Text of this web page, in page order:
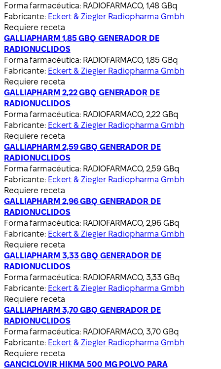
Forma farmacéutica: RADIOFARMACO, 1,48 GBq
Fabricante: Eckert & Ziegler Radiopharma Gmbh
Requiere receta
GALLIAPHARM 1,85 GBQ GENERADOR DE
RADIONUCLIDOS
Forma farmacéutica: RADIOFARMACO, 1,85 GBq
Fabricante: Eckert & Ziegler Radiopharma Gmbh
Requiere receta
GALLIAPHARM 2,22 GBQ GENERADOR DE
RADIONUCLIDOS
Forma farmacéutica: RADIOFARMACO, 2,22 GBq
Fabricante: Eckert & Ziegler Radiopharma Gmbh
Requiere receta
GALLIAPHARM 2,59 GBQ GENERADOR DE
RADIONUCLIDOS
Forma farmacéutica: RADIOFARMACO, 2,59 GBq
Fabricante: Eckert & Ziegler Radiopharma Gmbh
Requiere receta
GALLIAPHARM 2,96 GBQ GENERADOR DE
RADIONUCLIDOS
Forma farmacéutica: RADIOFARMACO, 2,96 GBq
Fabricante: Eckert & Ziegler Radiopharma Gmbh
Requiere receta
GALLIAPHARM 3,33 GBQ GENERADOR DE
RADIONUCLIDOS
Forma farmacéutica: RADIOFARMACO, 3,33 GBq
Fabricante: Eckert & Ziegler Radiopharma Gmbh
Requiere receta
GALLIAPHARM 3,70 GBQ GENERADOR DE
RADIONUCLIDOS
Forma farmacéutica: RADIOFARMACO, 3,70 GBq
Fabricante: Eckert & Ziegler Radiopharma Gmbh
Requiere receta
GANCICLOVIR HIKMA 500 MG POLVO PARA